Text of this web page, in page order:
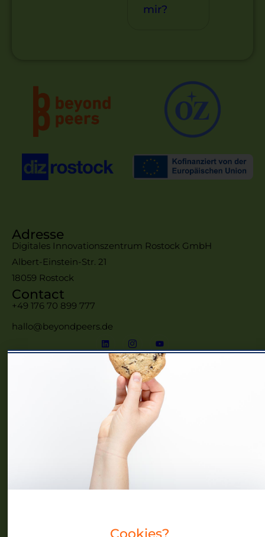
mir?
Adresse
Digitales Innovationszentrum Rostock GmbH
Albert-Einstein-Str. 21
18059 Rostock
Contact
+49 176 70 899 777
hallo@beyondpeers.de
Frauennetzwerke MV
Cookies?